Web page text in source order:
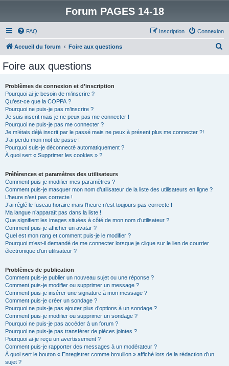
Forum PAGES 14-18
FAQ Connexion
Inscription
Accueil du forum Foire aux questions
Foire aux questions
Problèmes de connexion et d’inscription
Pourquoi ai-je besoin de m’inscrire ?
Qu’est-ce que la COPPA ?
Pourquoi ne puis-je pas m’inscrire ?
Je suis inscrit mais je ne peux pas me connecter !
Pourquoi ne puis-je pas me connecter ?
Je m’étais déjà inscrit par le passé mais ne peux à présent plus me connecter ?!
J’ai perdu mon mot de passe !
Pourquoi suis-je déconnecté automatiquement ?
À quoi sert « Supprimer les cookies » ?
Préférences et paramètres des utilisateurs
Comment puis-je modifier mes paramètres ?
Comment puis-je masquer mon nom d’utilisateur de la liste des utilisateurs en ligne ?
L’heure n’est pas correcte !
J’ai réglé le fuseau horaire mais l’heure n’est toujours pas correcte !
Ma langue n’apparaît pas dans la liste !
Que signifient les images situées à côté de mon nom d’utilisateur ?
Comment puis-je afficher un avatar ?
Quel est mon rang et comment puis-je le modifier ?
Pourquoi m’est-il demandé de me connecter lorsque je clique sur le lien de courrier
électronique d’un utilisateur ?
Problèmes de publication
Comment puis-je publier un nouveau sujet ou une réponse ?
Comment puis-je modifier ou supprimer un message ?
Comment puis-je insérer une signature à mon message ?
Comment puis-je créer un sondage ?
Pourquoi ne puis-je pas ajouter plus d’options à un sondage ?
Comment puis-je modifier ou supprimer un sondage ?
Pourquoi ne puis-je pas accéder à un forum ?
Pourquoi ne puis-je pas transférer de pièces jointes ?
Pourquoi ai-je reçu un avertissement ?
Comment puis-je rapporter des messages à un modérateur ?
À quoi sert le bouton « Enregistrer comme brouillon » affiché lors de la rédaction d’un
sujet ?